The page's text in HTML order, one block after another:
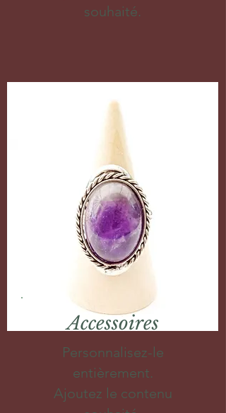
souhaité.
Accessoires
Personnalisez-le
entièrement.
Ajoutez le contenu